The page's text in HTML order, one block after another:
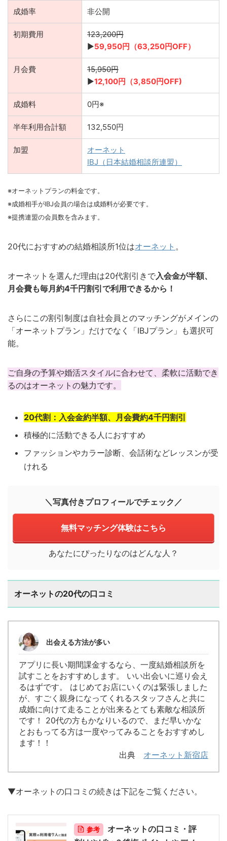
成婚率 非公開
初期費用
123,200円
▶︎59,950円（63,250円OFF）
月会費
15,950円
▶︎12,100円（3,850円OFF)
成婚料 0円※
半年利用合計額 132,550円
加盟
オーネット
IBJ（日本結婚相談所連盟）
※オーネットプランの料金です。
※成婚相手がIBJ会員の場合は成婚料が必要です。
※提携連盟の会員数を含みます。
20代におすすめの結婚相談所1位はオーネット 。
オーネットを選んだ理由は20代割引きで入会金が半額、
月会費も毎月約4千円割引で利用できるから！
さらにこの割引制度は自社会員とのマッチングがメインの
「オーネットプラン」だけでなく「IBJプラン」も選択可
能。
ご自身の予算や婚活スタイルに合わせて、柔軟に活動でき
るのはオーネットの魅力です。
20代割：入会金約半額、月会費約4千円割引
積極的に活動できる人におすすめ
ファッションやカラー診断、会話術などレッスンが受
けれる
＼写真付きプロフィールでチェック／
無料マッチング体験はこちら
あなたにぴったりなのはどんな人？
オーネットの20代の口コミ
出会える方法が多い
アプリに長い期間課金するなら、一度結婚相談所を
試すことをおすすめします。 いい出会いに巡り会え
るはずです。 はじめてお店にいくのは緊張しました
が、すごく親身になってくれるスタッフさんと共に
成婚に向けて走ることが出来るとても素敵な相談所
です！ 20代の方もかなりいるので、まだ早いかな
とおもってる方は一度やってみることをおすすめし
ます！！
出典 オーネット新宿店
▼オーネットの口コミの続きは下記をご覧ください。
参考
オーネットの口コミ・評